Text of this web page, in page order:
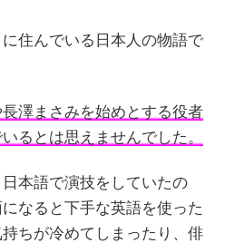
住んでいる日本人の物語で
澤まさみを始めとする役者
るとは思えませんでした。
本語で演技をしていたの
なると下手な英語を使った
ちが冷めてしまったり、俳